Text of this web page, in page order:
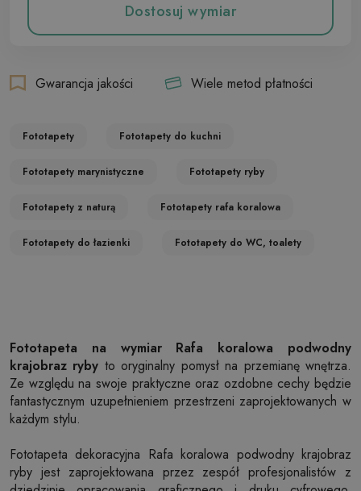
Dostosuj wymiar
Gwarancja jakości Wiele metod płatności
Fototapety Fototapety do kuchni
Fototapety marynistyczne Fototapety ryby
Fototapety z naturą Fototapety rafa koralowa
Fototapety do łazienki Fototapety do WC, toalety
Fototapeta na wymiar Rafa koralowa podwodny
krajobraz ryby to oryginalny pomysł na przemianę wnętrza.
Ze względu na swoje praktyczne oraz ozdobne cechy będzie
fantastycznym uzupełnieniem przestrzeni zaprojektowanych w
każdym stylu.
Fototapeta dekoracyjna Rafa koralowa podwodny krajobraz
ryby jest zaprojektowana przez zespół profesjonalistów z